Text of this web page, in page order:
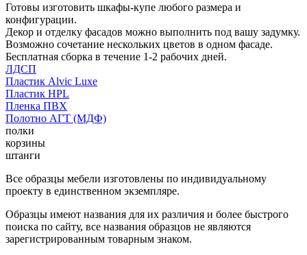
Готовы изготовить шкафы-купе любого размера и
конфигурации.
Декор и отделку фасадов можно выполнить под вашу задумку.
Возможно сочетание нескольких цветов в одном фасаде.
Бесплатная сборка в течение 1-2 рабочих дней.
ЛДСП
Пластик Alvic Luxe
Пластик HPL
Пленка ПВХ
Полотно АГТ (МДФ)
полки
корзины
штанги
Все образцы мебели изготовлены по индивидуальному
проекту в единственном экземпляре.
Образцы имеют названия для их различия и более быстрого
поиска по сайту, все названия образцов не являются
зарегистрированным товарным знаком.